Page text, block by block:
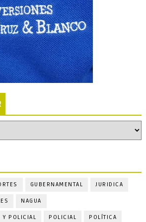
GUBERNAMENTAL JURIDICA
NAGUA
Y POLICIAL POLICIAL POLÍTICA